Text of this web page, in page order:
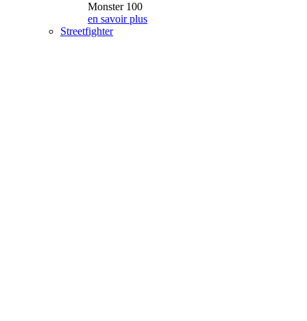
Monster 100
en savoir plus
Streetfighter